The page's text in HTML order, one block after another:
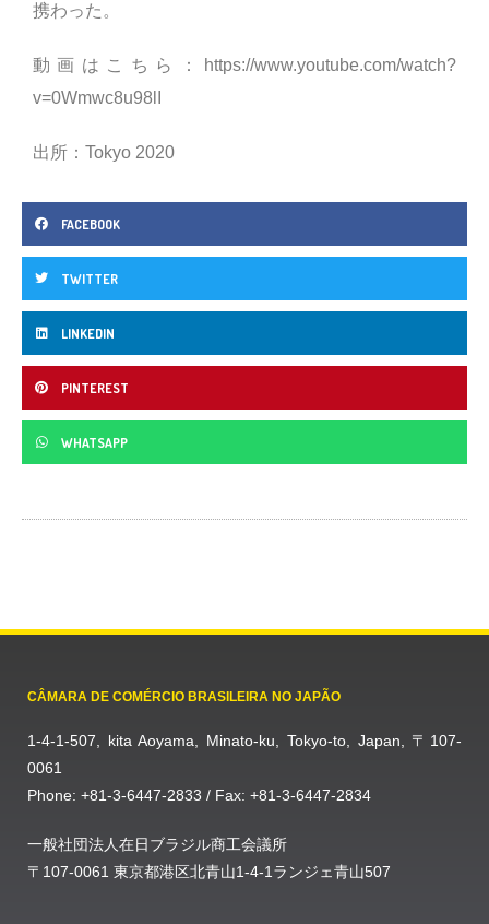
携わった。
動画はこちら：
https://www.youtube.com/watch?
v=0Wmwc8u98lI
出所：Tokyo 2020
FACEBOOK
TWITTER
LINKEDIN
PINTEREST
WHATSAPP
CÂMARA DE COMÉRCIO BRASILEIRA NO JAPÃO
1-4-1-507, kita Aoyama, Minato-ku, Tokyo-to, Japan, 〒107-
0061
Phone: +81-3-6447-2833 / Fax: +81-3-6447-2834
一般社団法人在日ブラジル商工会議所
〒107-0061 東京都港区北青山1-4-1ランジェ青山507